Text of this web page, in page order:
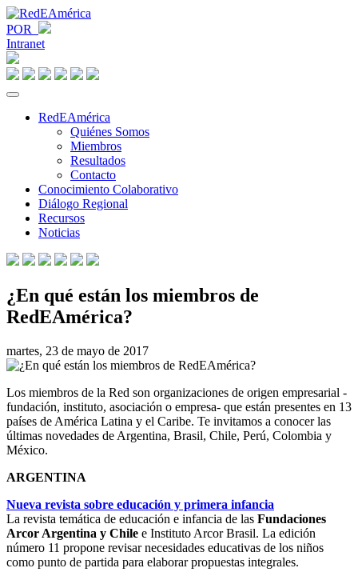
POR
Intranet
RedEAmérica
Quiénes Somos
Miembros
Resultados
Contacto
Conocimiento Colaborativo
Diálogo Regional
Recursos
Noticias
¿En qué están los miembros de
RedEAmérica?
martes, 23 de mayo de 2017
Los miembros de la Red son organizaciones de origen empresarial -
fundación, instituto, asociación o empresa- que están presentes en 13
países de América Latina y el Caribe. Te invitamos a conocer las
últimas novedades de Argentina, Brasil, Chile, Perú, Colombia y
México.
ARGENTINA
Nueva revista sobre educación y primera infancia
La revista temática de educación e infancia de las Fundaciones
Arcor Argentina y Chile e Instituto Arcor Brasil. La edición
número 11 propone revisar necesidades educativas de los niños
como punto de partida para elaborar propuestas integrales.